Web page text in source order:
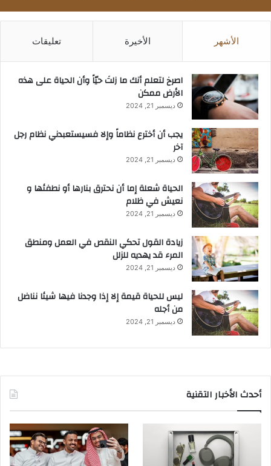
الأشهر الأخيرة تعليقات
‫اصرخ لتعلم أنك ما زلتَ حيّاً وأن الحياة على هذه
الأرض ممكن
ديسمبر 21, 2024
يجب أن أخترع نظاماً وإلا فسيستعبدني نظام رجل
آخر
ديسمبر 21, 2024
الحياة شعلة إما أن نحترق بنارها أو نطفئها و
نعيش في ظلام
ديسمبر 21, 2024
زيادة القول تحكي النقص في العمل ومنطق
المرء قد يهديه للزلل
ديسمبر 21, 2024
ليس للحياة قيمة إلا إذا وجدنا فيها شيئا نناضل
من أجله
ديسمبر 21, 2024
أحدث الأخبار التقنية